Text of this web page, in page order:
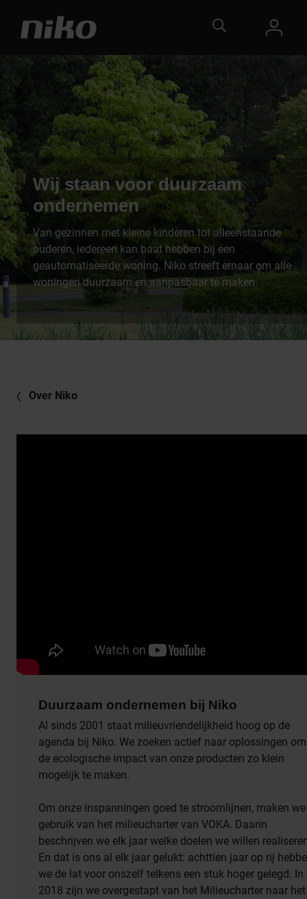
Wij staan voor duurzaam
ondernemen
Van gezinnen met kleine kinderen tot alleenstaande
ouderen, iedereen kan baat hebben bij een
geautomatiseerde woning. Niko streeft ernaar om alle
woningen duurzaam en aanpasbaar te maken.
Over Niko
Duurzaam ondernemen bij Niko
Al sinds 2001 staat milieuvriendelijkheid hoog op de
agenda bij Niko. We zoeken actief naar oplossingen om
de ecologische impact van onze producten zo klein
mogelijk te maken.
Om onze inspanningen goed te stroomlijnen, maken we
gebruik van het milieucharter van VOKA. Daarin
beschrijven we elk jaar welke doelen we willen
En dat is ons al elk jaar gelukt: achttien jaar op rij
we de lat voor onszelf telkens een stuk hoger gelegd. In
2018 zijn we overgestapt van het Milieucharter naar het